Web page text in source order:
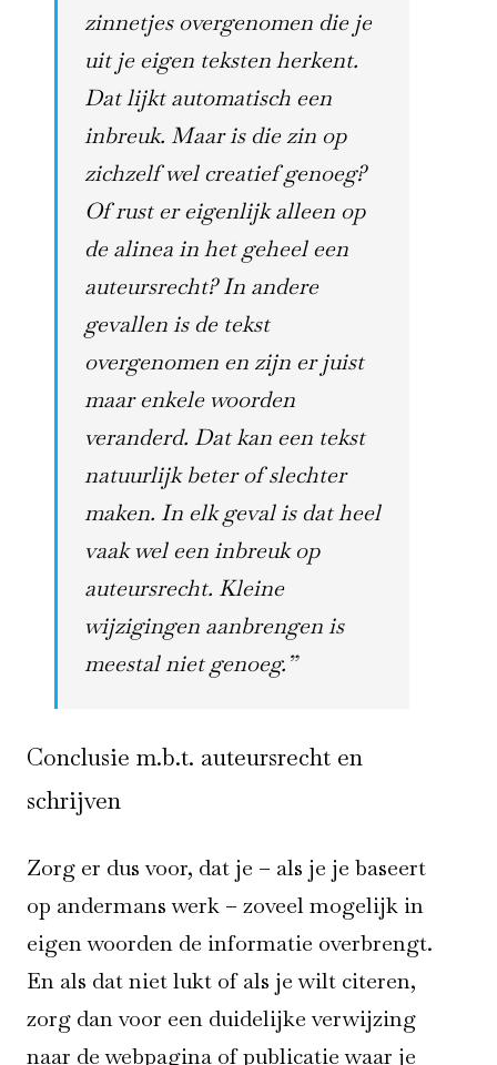
zinnetjes overgenomen die je
uit je eigen teksten herkent.
Dat lijkt automatisch een
inbreuk. Maar is die zin op
zichzelf wel creatief genoeg?
Of rust er eigenlijk alleen op
de alinea in het geheel een
auteursrecht? In andere
gevallen is de tekst
overgenomen en zijn er juist
maar enkele woorden
veranderd. Dat kan een tekst
natuurlijk beter of slechter
maken. In elk geval is dat heel
vaak wel een inbreuk op
auteursrecht. Kleine
wijzigingen aanbrengen is
meestal niet genoeg.”
Conclusie m.b.t. auteursrecht en
schrijven
Zorg er dus voor, dat je – als je je baseert
op andermans werk – zoveel mogelijk in
eigen woorden de informatie overbrengt.
En als dat niet lukt of als je wilt citeren,
zorg dan voor een duidelijke verwijzing
naar de webpagina of publicatie waar je